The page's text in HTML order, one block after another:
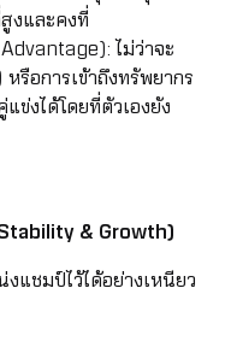
งและคงที่
ไม่ว่าจะ
รือการเข้าถึงทรัพยากร
ข่งได้โดยที่ตัวเองยัง
& Growth)
แชมป์ไว้ได้อย่างเหนียว